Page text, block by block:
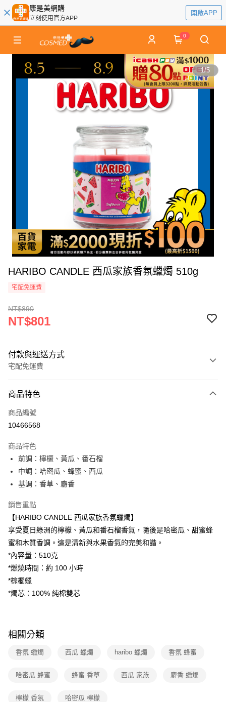
康是美網購
立刻使用官方APP
開啟APP
0
1/5
HARIBO CANDLE 西瓜家族香氛蠟燭 510g
宅配免運費
NT$890
NT$801
付款與運送方式
宅配免運費
icash Pay
信用卡一次付款
3 期 0 利率 每期 NT$267
合作金庫商業銀行
華南商業銀行
國泰世華商業銀行
台中商業銀行
匯豐（台灣）商業銀行
華泰商業銀行
聯邦商業銀行
遠東國際商業銀行
元大商業銀行
永豐商業銀行
玉山商業銀行
台新國際商業銀行
台灣樂天信用卡公司
6 期 0 利率 每期NT$133
合作金庫商業銀行
上海商業儲蓄銀行
國泰世華商業銀行
兆豐國際商業銀行
臺灣中小企業銀行
台中商業銀行
匯豐（台灣）商業銀行
華泰商業銀行
聯邦商業銀行
遠東國際商業銀行
元大商業銀行
玉山商業銀行
台新國際商業銀行
台灣樂天信用卡公司
12 期 0 利率 每期
華南商業銀行
上海商業儲蓄銀行
台北富邦商業銀行
國泰世華商業銀行
兆豐國際商業銀行
臺灣中小企業銀行
台中商業銀行
匯豐（台灣）商業銀行
聯邦商業銀行
元大商業銀行
玉山商業銀行
台新國際商業銀行
數位禮券
LINE Pay
Apple Pay
街口支付
悠遊付
Google Pay
廠商自送宅配免運
免運費
商品特色
商品編號
10466568
商品特色
前調：檸檬、黃瓜、番石榴
中調：哈密瓜、蜂蜜、西瓜
基調：香草、麝香
銷售重點
【HARIBO CANDLE 西瓜家族香氛蠟燭】
享受夏日綠洲的檸檬、黃瓜和番石榴香氣，隨後是哈密瓜、甜蜜蜂
蜜和木質香調。這是清新與水果香氣的完美和諧。
*內容量：510克
*燃燒時間：約 100 小時
*棕櫚蠟
*燭芯：100% 純棉雙芯
相關分類
香氛 蠟燭 西瓜 蠟燭 haribo 蠟燭 香氛 蜂蜜
哈密瓜 蜂蜜 蜂蜜 香草 西瓜 家族 麝香 蠟燭
檸檬 香氛 哈密瓜 檸檬